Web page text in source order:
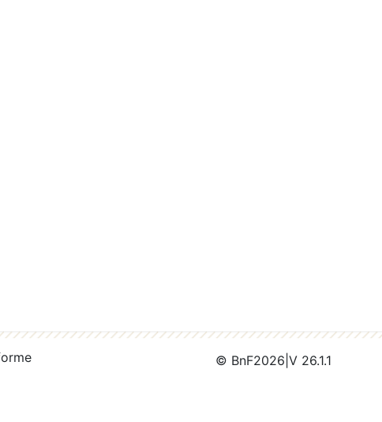
© BnF2026 V 26.1.1